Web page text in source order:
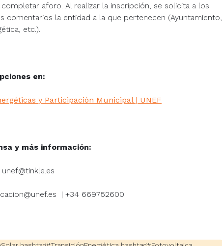
aforo. Al realizar la inscripción, se solicita a los
comentarios la entidad a la que pertenecen (Ayuntamiento,
etc.).
en:
y Participación Municipal | UNEF
y más información:
| +34 669752600